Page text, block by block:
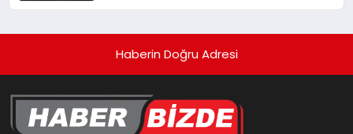
Haberin Doğru Adresi